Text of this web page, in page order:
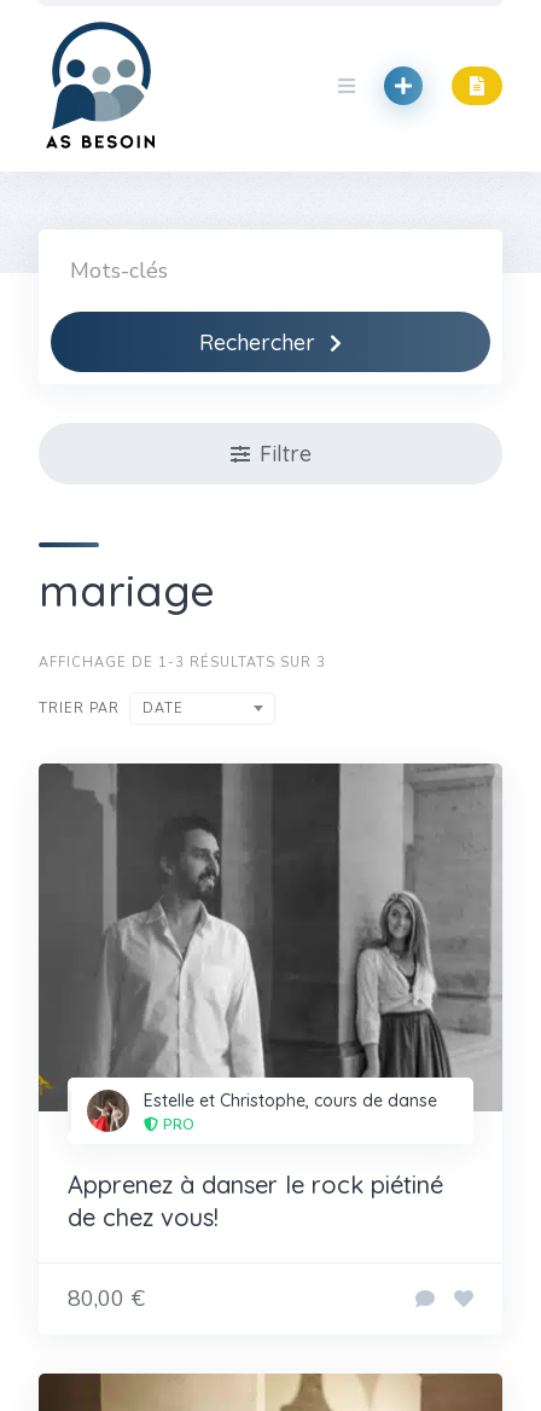
content
Rechercher
Filtre
mariage
AFFICHAGE DE 1-3 RÉSULTATS SUR 3
TRIER PAR DATE
Estelle et Christophe, cours de danse
PRO
Apprenez à danser le rock piétiné
de chez vous!
80,00 €